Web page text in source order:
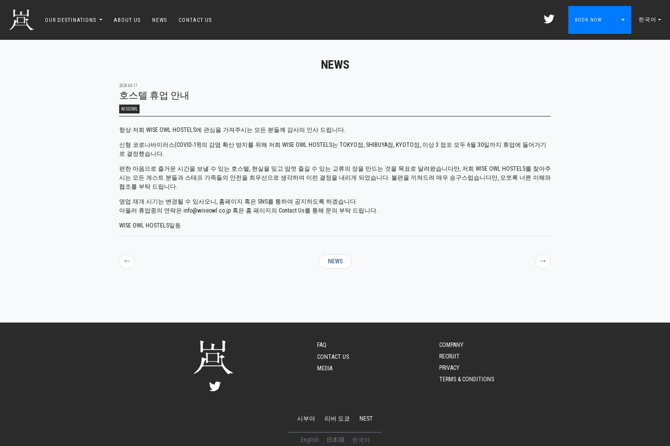
toggle navigationOUR DESTINATIONS ABOUT US NEWS CONTACT US BOOK NOW 한국어
NEWS
2020-04-17
호스텔 휴업 안내
WISEOWL
항상 저희 WISE OWL HOSTELS에 관심을 가져주시는 모든 분들께 감사의 인사 드립니다.
신형 코로나바이러스(COVID-19)의 감염 확산 방지를 위해 저희 WISE OWL HOSTELS는 TOKYO점, SHIBUYA점, KYOTO점, 이상 3 점포 모두 6월 30일까지 휴업에 들어가기
로 결정했습니다.
편한 마음으로 즐거운 시간을 보낼 수 있는 호스텔, 현실을 잊고 맘껏 즐길 수 있는 교류의 장을 만드는 것을 목표로 달려왔습니다만, 저희 WISE OWL HOSTELS를 찾아주
시는 모든 게스트 분들과 스태프 가족들의 안전을 최우선으로 생각하여 이런 결정을 내리게 되었습니다. 불편을 끼쳐드려 매우 송구스럽습니다만, 모쪼록 너른 이해와
협조를 부탁 드립니다.
영업 재개 시기는 변경될 수 있사오니, 홈페이지 혹은 SNS를 통하여 공지하도록 하겠습니다.
아울러 휴업중의 연락은 info@wiseowl.co.jp 혹은 홈 페이지의 Contact Us를 통해 문의 부탁 드립니다.
WISE OWL HOSTELS일동
← NEWS →
FAQ
CONTACT US
MEDIA
COMPANY
RECRUIT
PRIVACY
TERMS & CONDITIONS
시부야 리버 도쿄 NEST
English 日本語 한국어